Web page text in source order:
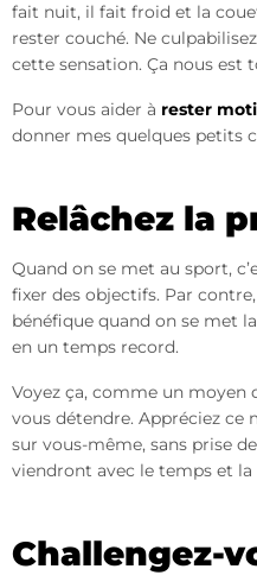
fait nuit, il fait froid et la
rester couché. Ne
cette sensation. Ça nous est
Pour vous aider à rester
donner mes quelques petits
Relâchez la
Quand on se met au sport,
fixer des objectifs. Par
bénéfique quand on se met
en un temps record.
Voyez ça, comme un moyen
vous détendre. Appréciez ce
sur vous-même, sans prise
viendront avec le temps et la
Challengez-